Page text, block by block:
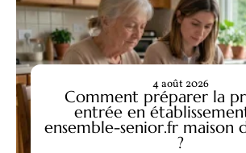
Comment préparer la
entrée en
ensemble-senior.fr maison
?
4 août 2026